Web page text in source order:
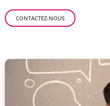
CONTACTEZ-NOUS